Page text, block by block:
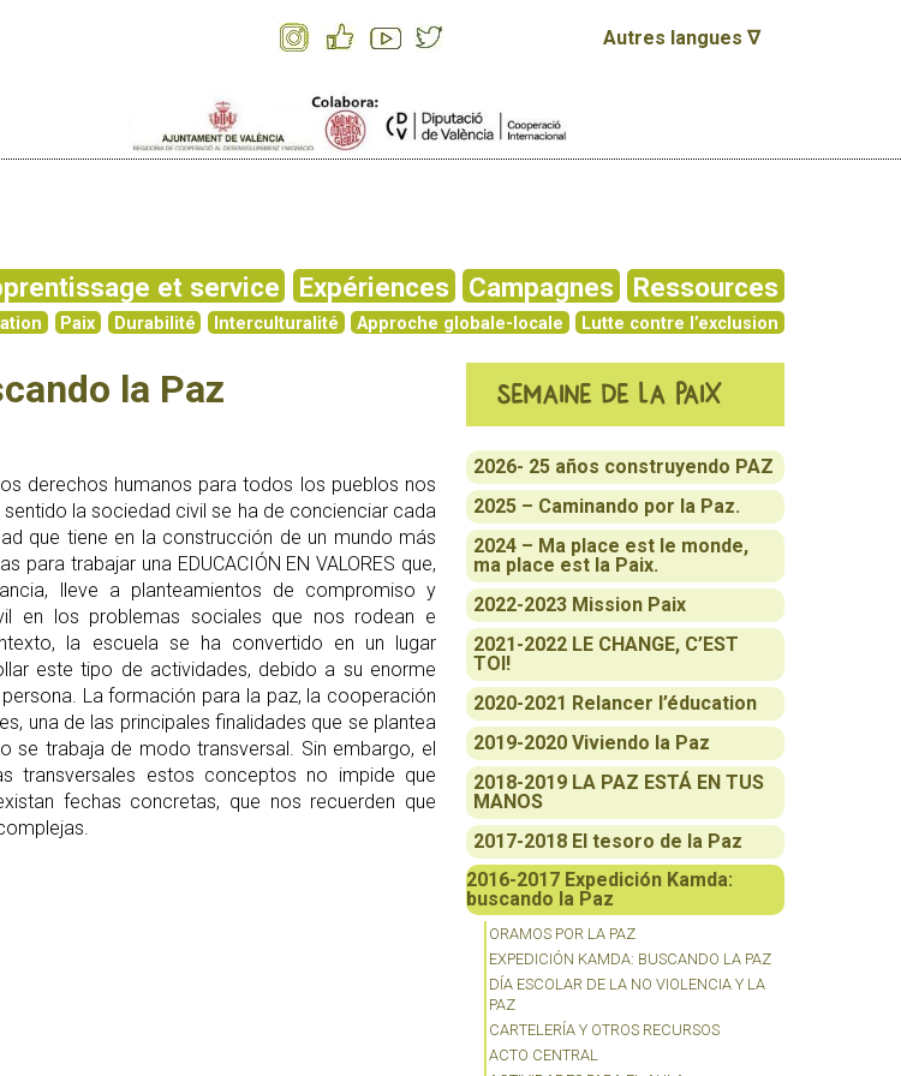
Autres langues ∇
et service Expériences Campagnes Ressources
Paix Durabilité Interculturalité Approche globale-locale Lutte contre l’exclusion
Semaine de la paix
2026- 25 años construyendo PAZ
2025 – Caminando por la Paz.
2024 – Ma place est le monde,
ma place est la Paix.
2022-2023 Mission Paix
2021-2022 LE CHANGE, C’EST
TOI!
2020-2021 Relancer l’éducation
2019-2020 Viviendo la Paz
2018-2019 LA PAZ ESTÁ EN TUS
MANOS
2017-2018 El tesoro de la Paz
2016-2017 Expedición Kamda:
buscando la Paz
ORAMOS POR LA PAZ
EXPEDICIÓN KAMDA: BUSCANDO LA PAZ
DÍA ESCOLAR DE LA NO VIOLENCIA Y LA
PAZ
CARTELERÍA Y OTROS RECURSOS
ACTO CENTRAL
la Paz
derechos humanos para todos los pueblos nos
la sociedad civil se ha de concienciar cada
que tiene en la construcción de un mundo más
para trabajar una EDUCACIÓN EN VALORES que,
lleve a planteamientos de compromiso y
en los problemas sociales que nos rodean e
la escuela se ha convertido en un lugar
este tipo de actividades, debido a su enorme
La formación para la paz, la cooperación
una de las principales finalidades que se plantea
se trabaja de modo transversal. Sin embargo, el
transversales estos conceptos no impide que
fechas concretas, que nos recuerden que